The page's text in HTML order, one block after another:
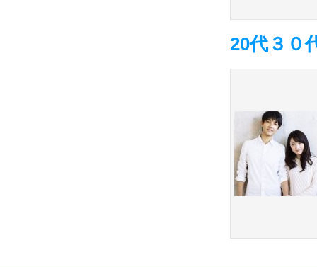
20代３０